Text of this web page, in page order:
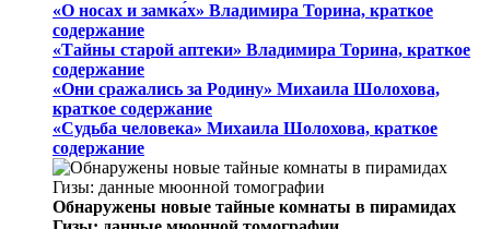
«О носах и замка́х» Владимира Торина, краткое
содержание
«Тайны старой аптеки» Владимира Торина, краткое
содержание
«Они сражались за Родину» Михаила Шолохова,
краткое содержание
«Судьба человека» Михаила Шолохова, краткое
содержание
Обнаружены новые тайные комнаты в пирамидах